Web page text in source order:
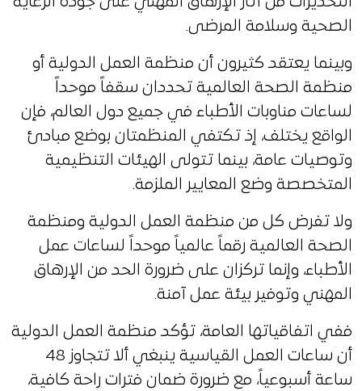
الصحية وسلامة المرضى.
وبينما يعتقد كثيرون أن منظمة العمل الدولية أو
منظمة الصحة العالمية تحددان سقفاً موحداً
لساعات مناوبات الأطباء في جميع دول العالم، فإن
الواقع يختلف، إذ تكتفي المنظمتان بوضع مبادئ
وتوصيات عامة، بينما تتولى الهيئات التنظيمية
المتخصصة وضع المعايير الملزمة.
ولا تفرض كل من منظمة العمل الدولية ومنظمة
الصحة العالمية رقماً عالمياً موحداً لساعات عمل
الأطباء، وإنما تركزان على ضرورة الحد من الإرهاق
المهني وتوفير بيئة عمل آمنة.
ففي اتفاقياتها العامة، تؤكد منظمة العمل الدولية
أن ساعات العمل القياسية ينبغي ألا تتجاوز 48
ساعة أسبوعياً، مع ضرورة ضمان فترات راحة كافية،